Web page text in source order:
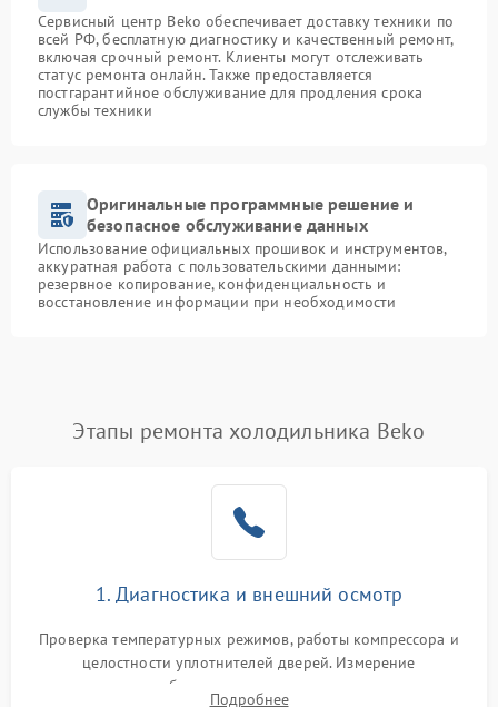
Сервисный центр Beko обеспечивает доставку техники по
всей РФ, бесплатную диагностику и качественный ремонт,
включая срочный ремонт. Клиенты могут отслеживать
статус ремонта онлайн. Также предоставляется
постгарантийное обслуживание для продления срока
службы техники
Оригинальные программные решение и
безопасное обслуживание данных
Использование официальных прошивок и инструментов,
аккуратная работа с пользовательскими данными:
резервное копирование, конфиденциальность и
восстановление информации при необходимости
Этапы ремонта холодильника Beko
1. Диагностика и внешний осмотр
Проверка температурных режимов, работы компрессора и
целостности уплотнителей дверей. Измерение
сопротивления обмоток мотора, проверка термостата и
Подробнее